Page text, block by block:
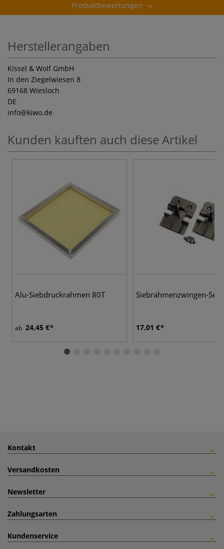
Produktbewertungen
Herstellerangaben
Kissel & Wolf GmbH
In den Ziegelwiesen 8
69168 Wiesloch
DE
info@kiwo.de
Kunden kauften auch diese Artikel
Alu-Siebdruckrahmen 80T
ab 24,45 €
Siebrahmenzwingen-Set
17,01 €
Kontakt
Versandkosten
Newsletter
Zahlungsarten
Kundenservice